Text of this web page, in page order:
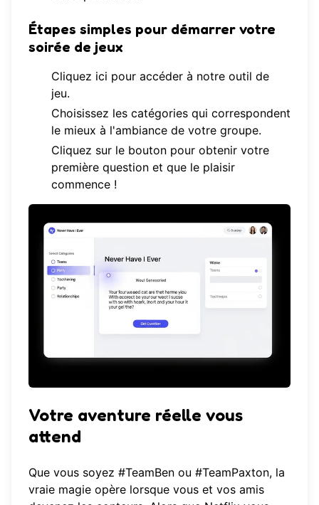
Étapes simples pour démarrer votre
soirée de jeux
Cliquez ici pour accéder à notre outil de
jeu.
Choisissez les catégories qui correspondent
le mieux à l'ambiance de votre groupe.
Cliquez sur le bouton pour obtenir votre
première question et que le plaisir
commence !
Votre aventure réelle vous
attend
Que vous soyez #TeamBen ou #TeamPaxton, la
vraie magie opère lorsque vous et vos amis